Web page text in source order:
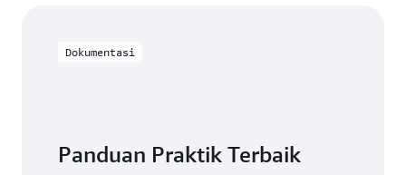
Dokumentasi
Panduan Praktik Terbaik